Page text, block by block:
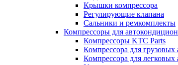
Крышки компрессора
Регулирующие клапана
Сальники и ремкомплекты
Компрессоры для
Компрессоры KTC Parts
Компрессора для грузовых
Компрессора для легковых